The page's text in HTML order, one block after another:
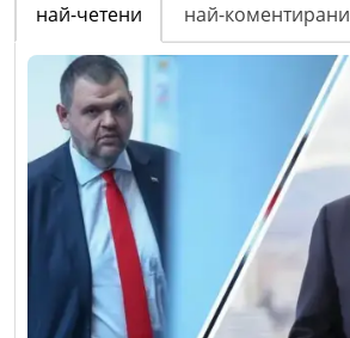
най-четени най-коментирани